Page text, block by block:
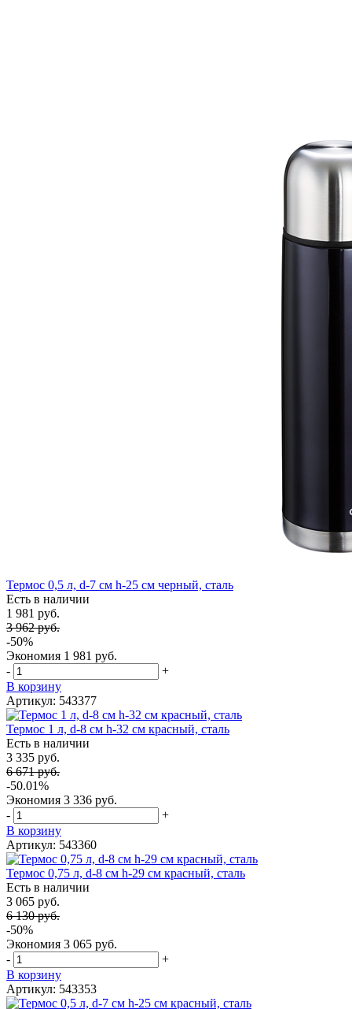
Термос 0,5 л, d-7 см h-25 см черный, сталь
Есть в наличии
1 981 руб.
3 962 руб.
-50%
Экономия 1 981 руб.
-
+
В корзину
Артикул: 543377
Термос 1 л, d-8 см h-32 см красный, сталь
Есть в наличии
3 335 руб.
6 671 руб.
-50.01%
Экономия 3 336 руб.
-
+
В корзину
Артикул: 543360
Термос 0,75 л, d-8 см h-29 см красный, сталь
Есть в наличии
3 065 руб.
6 130 руб.
-50%
Экономия 3 065 руб.
-
+
В корзину
Артикул: 543353